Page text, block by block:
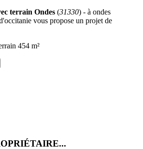
terrain Ondes (31330) - à ondes
vous propose un projet de
454 m²